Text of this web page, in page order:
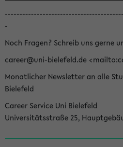
-
Noch Fragen? Schreib uns gerne
career@uni-bielefeld.de
Monatlicher Newsletter an alle
Bielefeld
Career Service Uni Bielefeld
Universitätsstraße 25,